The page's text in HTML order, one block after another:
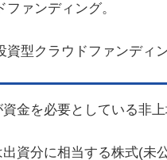
ァンディング。
資型クラウドファンディ
金を必要としている非
資分に相当する株式(未